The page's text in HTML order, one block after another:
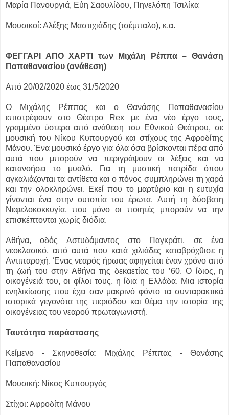
Μαρία Πανουργιά, Εύη Σαουλίδου, Πηνελόπη Τσιλίκα
Μουσικοί: Αλέξης Μαστιχιάδης (τσέμπαλο), κ.α.
ΦΕΓΓΑΡΙ ΑΠΟ ΧΑΡΤΙ των Μιχάλη Ρέππα – Θανάση
Παπαθανασίου (ανάθεση)
Από 20/02/2020 έως 31/5/2020
Ο Μιχάλης Ρέππας και ο Θανάσης Παπαθανασίου
επιστρέφουν στο Θέατρο Rex με ένα νέο έργο τους,
γραμμένο ύστερα από ανάθεση του Εθνικού Θεάτρου, σε
μουσική του Νίκου Κυπουργού και στίχους της Αφροδίτης
Μάνου. Ένα μουσικό έργο για όλα όσα βρίσκονται πέρα από
αυτά που μπορούν να περιγράψουν οι λέξεις και να
κατανοήσει το μυαλό. Για τη μυστική πατρίδα όπου
αγκαλιάζονται τα αντίθετα και ο πόνος συμπληρώνει τη χαρά
και την ολοκληρώνει. Εκεί που το μαρτύριο και η ευτυχία
γίνονται ένα στην ουτοπία του έρωτα. Αυτή τη δύσβατη
Νεφελοκοκκυγία, που μόνο οι ποιητές μπορούν να την
επισκέπτονται χωρίς διόδια.
Αθήνα, οδός Αστυδάμαντος στο Παγκράτι, σε ένα
νεοκλασικό, από αυτά που κατά χιλιάδες καταβρόχθισε η
Αντιπαροχή. Ένας νεαρός ήρωας αφηγείται έναν χρόνο από
τη ζωή του στην Αθήνα της δεκαετίας του ’60. Ο ίδιος, η
οικογένειά του, οι φίλοι τους, η ίδια η Ελλάδα. Μια ιστορία
ενηλικίωσης που έχει σαν μακρινό φόντο τα συνταρακτικά
ιστορικά γεγονότα της περιόδου και θέμα την ιστορία της
οικογένειας του νεαρού πρωταγωνιστή.
Ταυτότητα παράστασης
Κείμενο - Σκηνοθεσία: Μιχάλης Ρέππας - Θανάσης
Παπαθανασίου
Μουσική: Νίκος Κυπουργός
Στίχοι: Αφροδίτη Μάνου